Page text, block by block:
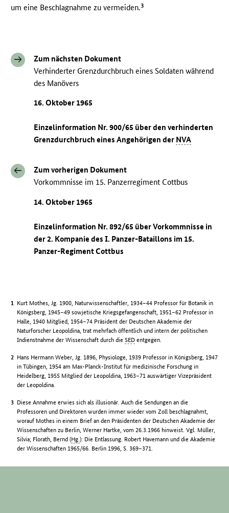
um eine Beschlagnahme zu vermeiden.3
Zum nächsten Dokument
Verhinderter Grenzdurchbruch eines Soldaten während
des Manövers
16. Oktober 1965
Einzelinformation Nr. 900/65 über den verhinderten
Grenzdurchbruch eines Angehörigen der NVA
Zum vorherigen Dokument
Vorkommnisse im 15. Panzerregiment Cottbus
14. Oktober 1965
Einzelinformation Nr. 892/65 über Vorkommnisse in
der 2. Kompanie des I. Panzer-Bataillons im 15.
Panzer-Regiment Cottbus
Kurt Mothes, Jg. 1900, Naturwissenschaftler, 1934–44 Professor für Botanik in
Königsberg, 1945–49 sowjetische Kriegsgefangenschaft, 1951–62 Professor in
Halle, 1940 Mitglied, 1954–74 Präsident der Deutschen Akademie der
Naturforscher Leopoldina, trat mehrfach öffentlich und intern der politischen
Indienstnahme der Wissenschaft durch dieSED entgegen.
Hans Hermann Weber, Jg. 1896, Physiologe, 1939 Professor in Königsberg, 1947
in Tübingen, 1954 am Max-Planck-Institut für medizinische Forschung in
Heidelberg, 1955 Mitglied der Leopoldina, 1963–71 auswärtiger Vizepräsident
der Leopoldina.
Diese Annahme erwies sich als illusionär. Auch die Sendungen an die
Professoren und Direktoren wurden immer wieder vom Zoll beschlagnahmt,
worauf Mothes in einem Brief an den Präsidenten der Deutschen Akademie der
Wissenschaften zu Berlin, Werner Hartke, vom 26.3.1966 hinweist. Vgl. Müller,
Silvia; Florath, Bernd (Hg.): Die Entlassung. Robert Havemann und die Akademie
der Wissenschaften 1965/66. Berlin 1996, S. 369–371.